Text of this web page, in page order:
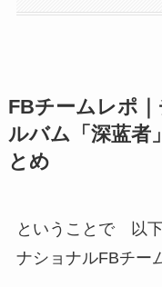
FBチームレポ
ルバム「深蓝者
とめ
ということで 以
ナショナルFBチー